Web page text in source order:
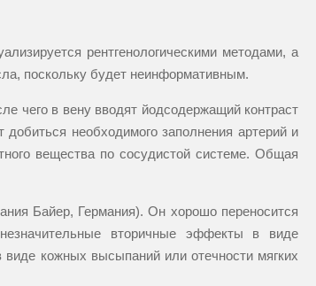
рентгенологическими методами, а
поскольку будет неинформативным.
чего в вену вводят йодсодержащий контраст
необходимого заполнения артерий и
вещества по сосудистой системе. Общая
Байер, Германия). Он хорошо переносится
вторичные эффекты в виде
виде кожных высыпаний или отечности мягких